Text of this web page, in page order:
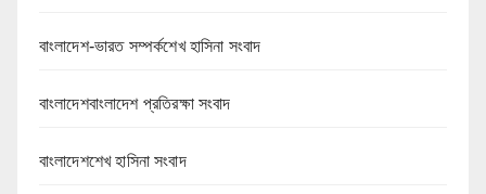
বাংলাদেশ-ভারত সম্পর্কশেখ হাসিনা সংবাদ
বাংলাদেশবাংলাদেশ প্রতিরক্ষা সংবাদ
বাংলাদেশশেখ হাসিনা সংবাদ